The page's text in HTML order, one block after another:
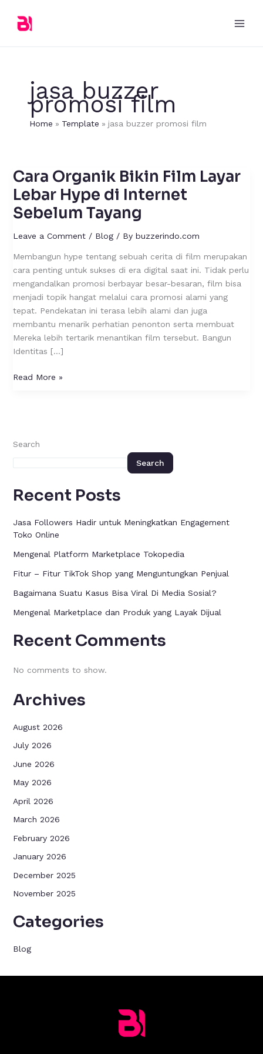
content
jasa buzzer
promosi film
Home Template jasa buzzer promosi film
Cara Organik Bikin Film Layar
Lebar Hype di Internet
Sebelum Tayang
Leave a Comment / Blog/ By buzzerindo.com
Membangun hype tentang sebuah cerita di film merupakan
cara penting untuk sukses di era digital saat ini. Tidak perlu
mengandalkan promosi berbayar besar-besaran, film bisa
menjadi topik hangat melalui cara promosi alami yang
tepat. Pendekatan ini terasa lebih alami dan juga
membantu menarik perhatian penonton serta membuat
Mereka lebih tertarik menantikan film tersebut. Bangun
Identitas […]
Cara
Organik
Bikin
Film
Lebar
Hype
di
Internet
Sebelum
Tayang
Read More »
Search
Search
Recent Posts
Jasa Followers Hadir untuk Meningkatkan Engagement
Toko Online
Mengenal Platform Marketplace Tokopedia
Fitur – Fitur TikTok Shop yang Menguntungkan Penjual
Bagaimana Suatu Kasus Bisa Viral Di Media Sosial?
Mengenal Marketplace dan Produk yang Layak Dijual
Recent Comments
No comments to show.
Archives
August 2026
July 2026
June 2026
May 2026
April 2026
March 2026
February 2026
January 2026
December 2025
November 2025
Categories
Blog